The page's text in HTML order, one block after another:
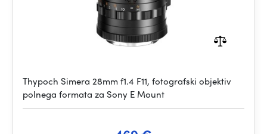
Thypoch Simera 28mm f1.4 F11, fotografski objektiv
polnega formata za Sony E Mount